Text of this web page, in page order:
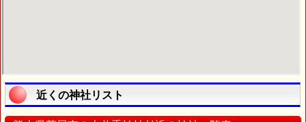
近くの神社リスト